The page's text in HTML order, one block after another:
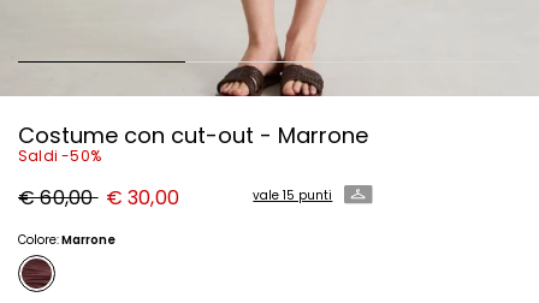
Costume con cut-out - Marrone
Saldi -50%
Prezzo
originale
60,00
€ 60,00 Nuovo
prezzo
30,00
€ 30,00 vale 15 punti
Colore:Marrone